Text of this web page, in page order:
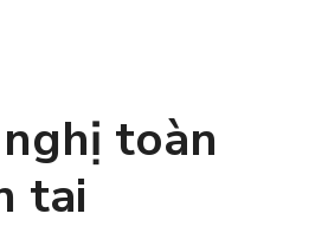
toàn
tai